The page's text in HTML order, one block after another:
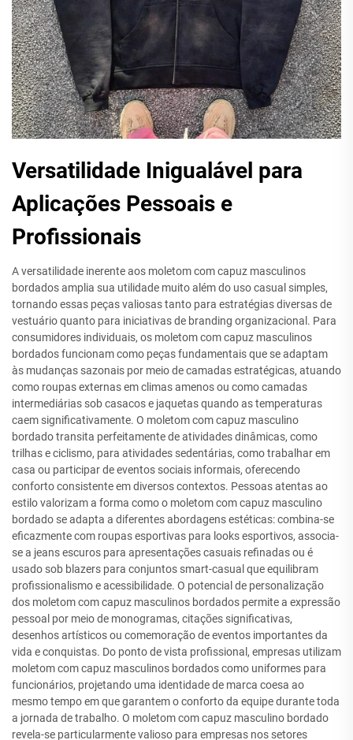
Versatilidade Inigualável para
Aplicações Pessoais e
Profissionais
A versatilidade inerente aos moletom com capuz masculinos
bordados amplia sua utilidade muito além do uso casual simples,
tornando essas peças valiosas tanto para estratégias diversas de
vestuário quanto para iniciativas de branding organizacional. Para
consumidores individuais, os moletom com capuz masculinos
bordados funcionam como peças fundamentais que se adaptam
às mudanças sazonais por meio de camadas estratégicas, atuando
como roupas externas em climas amenos ou como camadas
intermediárias sob casacos e jaquetas quando as temperaturas
caem significativamente. O moletom com capuz masculino
bordado transita perfeitamente de atividades dinâmicas, como
trilhas e ciclismo, para atividades sedentárias, como trabalhar em
casa ou participar de eventos sociais informais, oferecendo
conforto consistente em diversos contextos. Pessoas atentas ao
estilo valorizam a forma como o moletom com capuz masculino
bordado se adapta a diferentes abordagens estéticas: combina-se
eficazmente com roupas esportivas para looks esportivos, associa-
se a jeans escuros para apresentações casuais refinadas ou é
usado sob blazers para conjuntos smart-casual que equilibram
profissionalismo e acessibilidade. O potencial de personalização
dos moletom com capuz masculinos bordados permite a expressão
pessoal por meio de monogramas, citações significativas,
desenhos artísticos ou comemoração de eventos importantes da
vida e conquistas. Do ponto de vista profissional, empresas utilizam
moletom com capuz masculinos bordados como uniformes para
funcionários, projetando uma identidade de marca coesa ao
mesmo tempo em que garantem o conforto da equipe durante toda
a jornada de trabalho. O moletom com capuz masculino bordado
revela-se particularmente valioso para empresas nos setores